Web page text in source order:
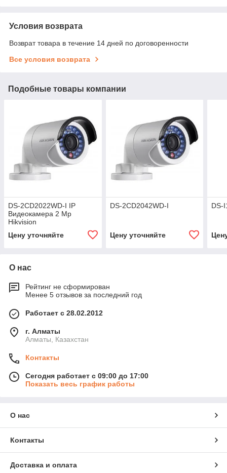
Условия возврата
Возврат товара в течение 14 дней по договоренности
Все условия возврата
Подобные товары компании
DS-2CD2022WD-I IP
Видеокамера 2 Mp
Hikvision
Цену уточняйте
DS-2CD2042WD-I
Цену уточняйте
DS-
О нас
Рейтинг не сформирован
Менее 5 отзывов за последний год
Работает с 28.02.2012
г. Алматы
Алматы, Казахстан
Контакты
Сегодня работает с 09:00 до 17:00
Показать весь график работы
О нас
Контакты
Доставка и оплата